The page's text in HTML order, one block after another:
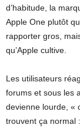
d’habitude, la
Apple One plutôt
rapporter gros,
qu’Apple cultive.
Les utilisateurs
forums et sous les
devienne lourde, «
trouvent ça normal